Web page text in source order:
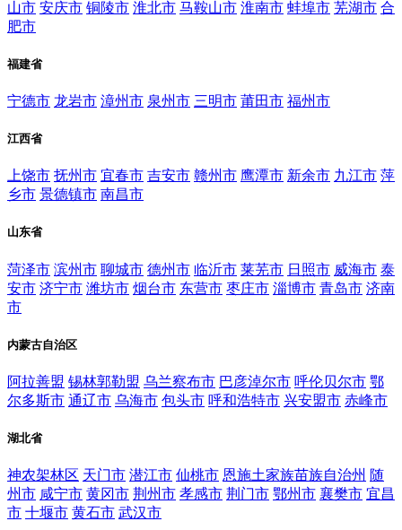
山市 安庆市 铜陵市 淮北市 马鞍山市 淮南市 蚌埠市 芜湖市 合
肥市
福建省
宁德市 龙岩市 漳州市 泉州市 三明市 莆田市 福州市
江西省
上饶市 抚州市 宜春市 吉安市 赣州市 鹰潭市 新余市 九江市 萍
乡市 景德镇市 南昌市
山东省
菏泽市 滨州市 聊城市 德州市 临沂市 莱芜市 日照市 威海市 泰
安市 济宁市 潍坊市 烟台市 东营市 枣庄市 淄博市 青岛市 济南
市
内蒙古自治区
阿拉善盟 锡林郭勒盟 乌兰察布市 巴彦淖尔市 呼伦贝尔市 鄂
尔多斯市 通辽市 乌海市 包头市 呼和浩特市 兴安盟市 赤峰市
湖北省
神农架林区 天门市 潜江市 仙桃市 恩施土家族苗族自治州 随
州市 咸宁市 黄冈市 荆州市 孝感市 荆门市 鄂州市 襄樊市 宜昌
市 十堰市 黄石市 武汉市